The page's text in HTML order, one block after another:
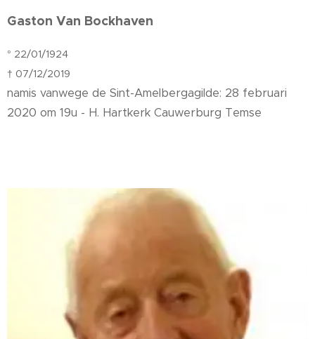
Gaston Van Bockhaven
° 22/01/1924
† 07/12/2019
namis vanwege de Sint-Amelbergagilde: 28 februari
2020 om 19u - H. Hartkerk Cauwerburg Temse